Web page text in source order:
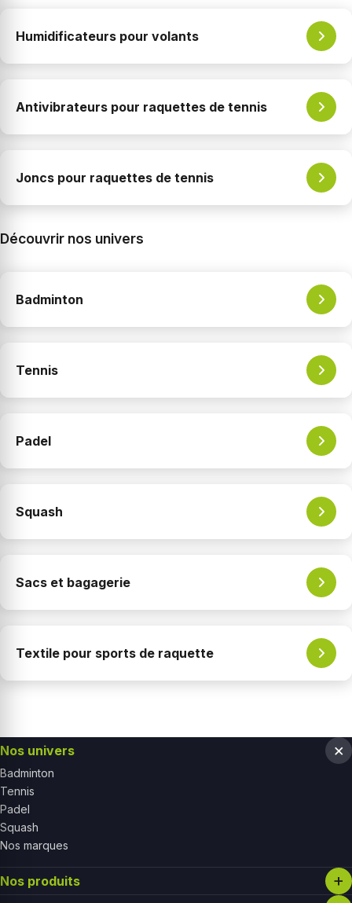
Humidificateurs pour volants
Antivibrateurs pour raquettes de tennis
Joncs pour raquettes de tennis
Découvrir nos univers
Badminton
Tennis
Padel
Squash
Sacs et bagagerie
Textile pour sports de raquette
Nos univers
Badminton
Tennis
Padel
Squash
Nos marques
Nos produits